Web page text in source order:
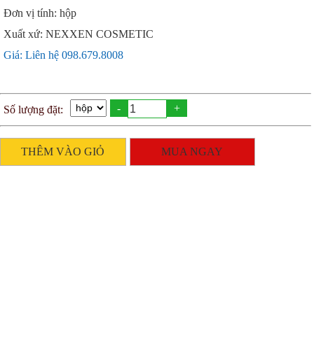
Đơn vị tính: hộp
Xuất xứ: NEXXEN COSMETIC
Giá: Liên hệ 098.679.8008
Số lượng đặt: - +
THÊM VÀO GIỎ MUA NGAY